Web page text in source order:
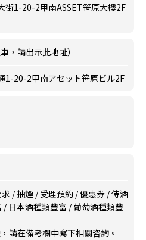
街1-20-2甲南ASSET笹原大樓2F
，請出示此地址）
1-20-2甲南アセット笹原ビル2F
/抽煙 /受理預約 /優惠券 /侍酒
/ 日本酒種類豐富 /葡萄酒種類豐
請在備考欄中寫下相關咨詢。